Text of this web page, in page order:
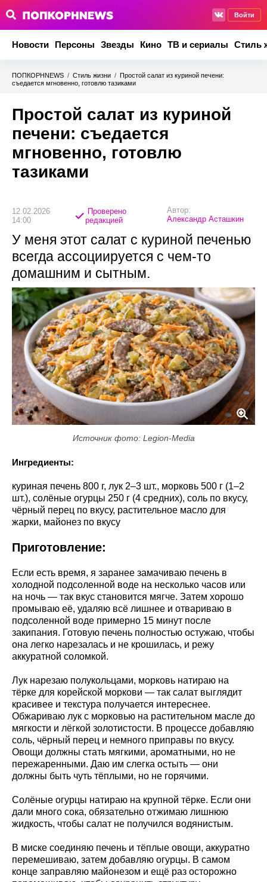
Войти
Новости Персоны Звезды Кино ТВ и сериалы Стиль
ПОПКОРНNEWS / Стиль жизни / Простой салат из куриной печени:
съедается мгновенно, готовлю тазиками
Простой салат из куриной
печени: съедается
мгновенно, готовлю
тазиками
12.02.2026
14:00
Проверено
редакцией
Автор:
Александр Асташкин
У меня этот салат с куриной печенью
всегда ассоциируется с чем-то
домашним и сытным.
Источник фото: Legion-Media
Ингредиенты:
куриная печень 800 г, лук 2–3 шт., морковь 500 г (1–2
шт.), солёные огурцы 250 г (4 средних), соль по вкусу,
чёрный перец по вкусу, растительное масло для
жарки, майонез по вкусу
Приготовление:
Если есть время, я заранее замачиваю печень в
холодной подсоленной воде на несколько часов или
на ночь — так вкус становится мягче. Затем хорошо
промываю её, удаляю всё лишнее и отвариваю в
подсоленной воде примерно 15 минут после
закипания. Готовую печень полностью остужаю, чтобы
она легко нарезалась и не крошилась, и режу
аккуратной соломкой.
Лук нарезаю полукольцами, морковь натираю на
тёрке для корейской моркови — так салат выглядит
красивее и текстура получается интереснее.
Обжариваю лук с морковью на растительном масле до
мягкости и лёгкой золотистости. В процессе добавляю
соль, чёрный перец и немного приправы по вкусу.
Овощи должны стать мягкими, ароматными, но не
пережаренными. Даю им слегка остыть — они
должны быть чуть тёплыми, но не горячими.
Солёные огурцы натираю на крупной тёрке. Если они
дали много сока, обязательно отжимаю лишнюю
жидкость, чтобы салат не получился водянистым.
В миске соединяю печень и тёплые овощи, аккуратно
перемешиваю, затем добавляю огурцы. В самом
конце заправляю майонезом и ещё раз осторожно